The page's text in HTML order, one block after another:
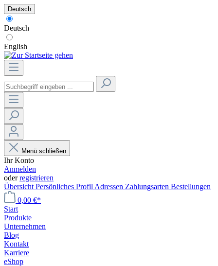
Deutsch
Deutsch
English
Menü schließen
Ihr Konto
Anmelden
oderregistrieren
Übersicht Persönliches Profil Adressen Zahlungsarten Bestellungen
0,00 €*
Start
Produkte
Unternehmen
Blog
Kontakt
Karriere
eShop